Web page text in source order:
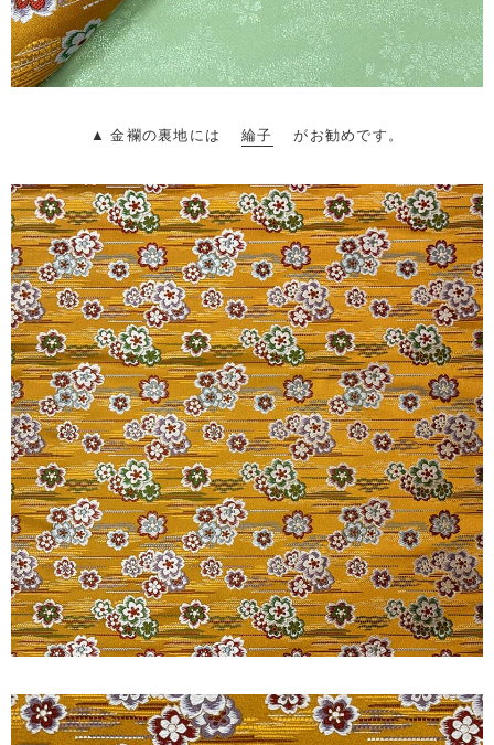
▲ 金襴の裏地には 綸子 がお勧めです。